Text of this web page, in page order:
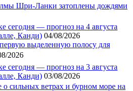
Шри-Ланки затоплены дождями
сегодня — прогноз на 4 августа
Канди) 04/08/2026
выделенную полосу для
2026
сегодня — прогноз на 3 августа
Канди) 03/08/2026
сильных ветрах и бурном море на